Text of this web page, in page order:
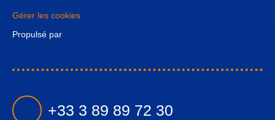
Gérer les cookies
Propulsé par
+33 3 89 89 72 30